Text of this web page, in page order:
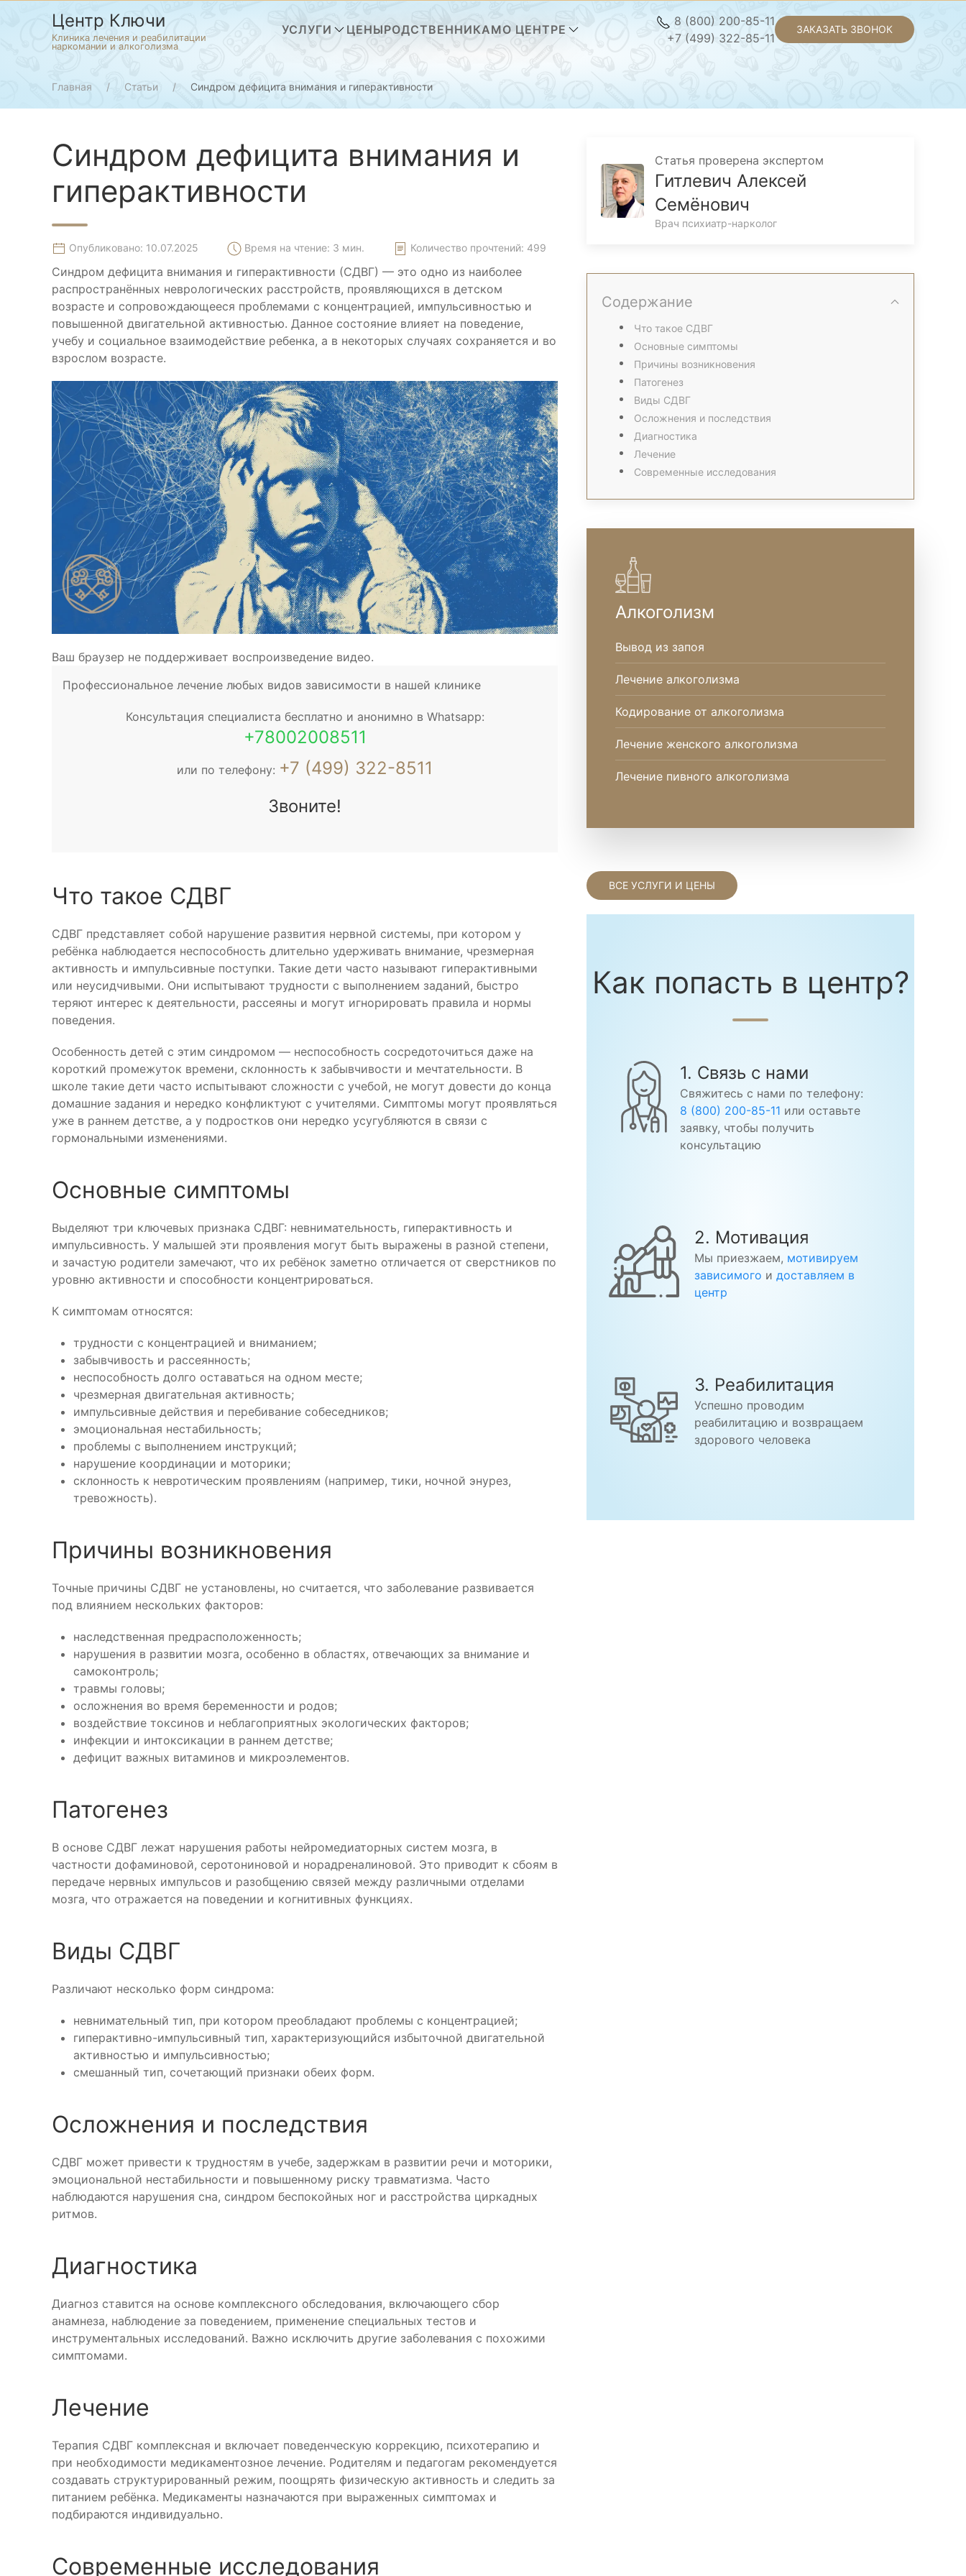
Центр Ключи
Клиника лечения и реабилитации
наркомании и алкоголизма
УСЛУГИ ЦЕНЫРОДСТВЕННИКАМО ЦЕНТРЕ
8 (800) 200-85-11
+7 (499) 322-85-11
ЗАКАЗАТЬ ЗВОНОК
Главная Статьи Синдром дефицита внимания и гиперактивности
Синдром дефицита внимания и
гиперактивности
Опубликовано: 10.07.2025 Время на чтение: 3 мин. Количество прочтений: 499
Синдром дефицита внимания и гиперактивности (СДВГ) — это одно из наиболее
распространённых неврологических расстройств, проявляющихся в детском
возрасте и сопровождающееся проблемами с концентрацией, импульсивностью и
повышенной двигательной активностью. Данное состояние влияет на поведение,
учебу и социальное взаимодействие ребенка, а в некоторых случаях сохраняется и во
взрослом возрасте.
Ваш браузер не поддерживает воспроизведение видео.
Профессиональное лечение любых видов зависимости в нашей клинике
Консультация специалиста бесплатно и анонимно в Whatsapp:
+78002008511
или по телефону: +7 (499) 322-8511
Звоните!
Что такое СДВГ
СДВГ представляет собой нарушение развития нервной системы, при котором у
ребёнка наблюдается неспособность длительно удерживать внимание, чрезмерная
активность и импульсивные поступки. Такие дети часто называют гиперактивными
или неусидчивыми. Они испытывают трудности с выполнением заданий, быстро
теряют интерес к деятельности, рассеяны и могут игнорировать правила и нормы
поведения.
Особенность детей с этим синдромом — неспособность сосредоточиться даже на
короткий промежуток времени, склонность к забывчивости и мечтательности. В
школе такие дети часто испытывают сложности с учебой, не могут довести до конца
домашние задания и нередко конфликтуют с учителями. Симптомы могут проявляться
уже в раннем детстве, а у подростков они нередко усугубляются в связи с
гормональными изменениями.
Основные симптомы
Выделяют три ключевых признака СДВГ: невнимательность, гиперактивность и
импульсивность. У малышей эти проявления могут быть выражены в разной степени,
и зачастую родители замечают, что их ребёнок заметно отличается от сверстников по
уровню активности и способности концентрироваться.
К симптомам относятся:
трудности с концентрацией и вниманием;
забывчивость и рассеянность;
неспособность долго оставаться на одном месте;
чрезмерная двигательная активность;
импульсивные действия и перебивание собеседников;
эмоциональная нестабильность;
проблемы с выполнением инструкций;
нарушение координации и моторики;
склонность к невротическим проявлениям (например, тики, ночной энурез,
тревожность).
Причины возникновения
Точные причины СДВГ не установлены, но считается, что заболевание развивается
под влиянием нескольких факторов:
наследственная предрасположенность;
нарушения в развитии мозга, особенно в областях, отвечающих за внимание и
самоконтроль;
травмы головы;
осложнения во время беременности и родов;
воздействие токсинов и неблагоприятных экологических факторов;
инфекции и интоксикации в раннем детстве;
дефицит важных витаминов и микроэлементов.
Патогенез
В основе СДВГ лежат нарушения работы нейромедиаторных систем мозга, в
частности дофаминовой, серотониновой и норадреналиновой. Это приводит к сбоям в
передаче нервных импульсов и разобщению связей между различными отделами
мозга, что отражается на поведении и когнитивных функциях.
Виды СДВГ
Различают несколько форм синдрома:
невнимательный тип, при котором преобладают проблемы с концентрацией;
гиперактивно-импульсивный тип, характеризующийся избыточной двигательной
активностью и импульсивностью;
смешанный тип, сочетающий признаки обеих форм.
Осложнения и последствия
СДВГ может привести к трудностям в учебе, задержкам в развитии речи и моторики,
эмоциональной нестабильности и повышенному риску травматизма. Часто
наблюдаются нарушения сна, синдром беспокойных ног и расстройства циркадных
ритмов.
Диагностика
Диагноз ставится на основе комплексного обследования, включающего сбор
анамнеза, наблюдение за поведением, применение специальных тестов и
инструментальных исследований. Важно исключить другие заболевания с похожими
симптомами.
Лечение
Терапия СДВГ комплексная и включает поведенческую коррекцию, психотерапию и
при необходимости медикаментозное лечение. Родителям и педагогам рекомендуется
создавать структурированный режим, поощрять физическую активность и следить за
питанием ребёнка. Медикаменты назначаются при выраженных симптомах и
подбираются индивидуально.
Современные исследования
Статья проверена экспертом
Гитлевич Алексей
Семёнович
Врач психиатр-нарколог
Содержание
Что такое СДВГ
Основные симптомы
Причины возникновения
Патогенез
Виды СДВГ
Осложнения и последствия
Диагностика
Лечение
Современные исследования
Алкоголизм
Вывод из запоя
Лечение алкоголизма
Кодирование от алкоголизма
Лечение женского алкоголизма
Лечение пивного алкоголизма
ВСЕ УСЛУГИ И ЦЕНЫ
Как попасть в центр?
1. Связь с нами
Свяжитесь с нами по телефону:
8 (800) 200-85-11 или оставьте
заявку, чтобы получить
консультацию
2. Мотивация
Мы приезжаем, мотивируем
зависимого и доставляем в
центр
3. Реабилитация
Успешно проводим
реабилитацию и возвращаем
здорового человека